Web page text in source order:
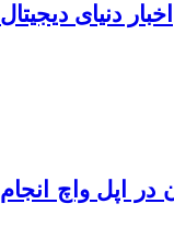
اخبار دنیای دیجیتال
در اپل واچ انجام